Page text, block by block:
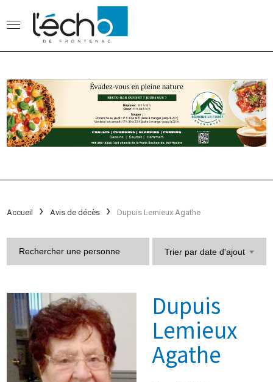
Accueil Avis de décès Dupuis Lemieux Agathe
Trier par date d'ajout
Dupuis
Lemieux
Agathe